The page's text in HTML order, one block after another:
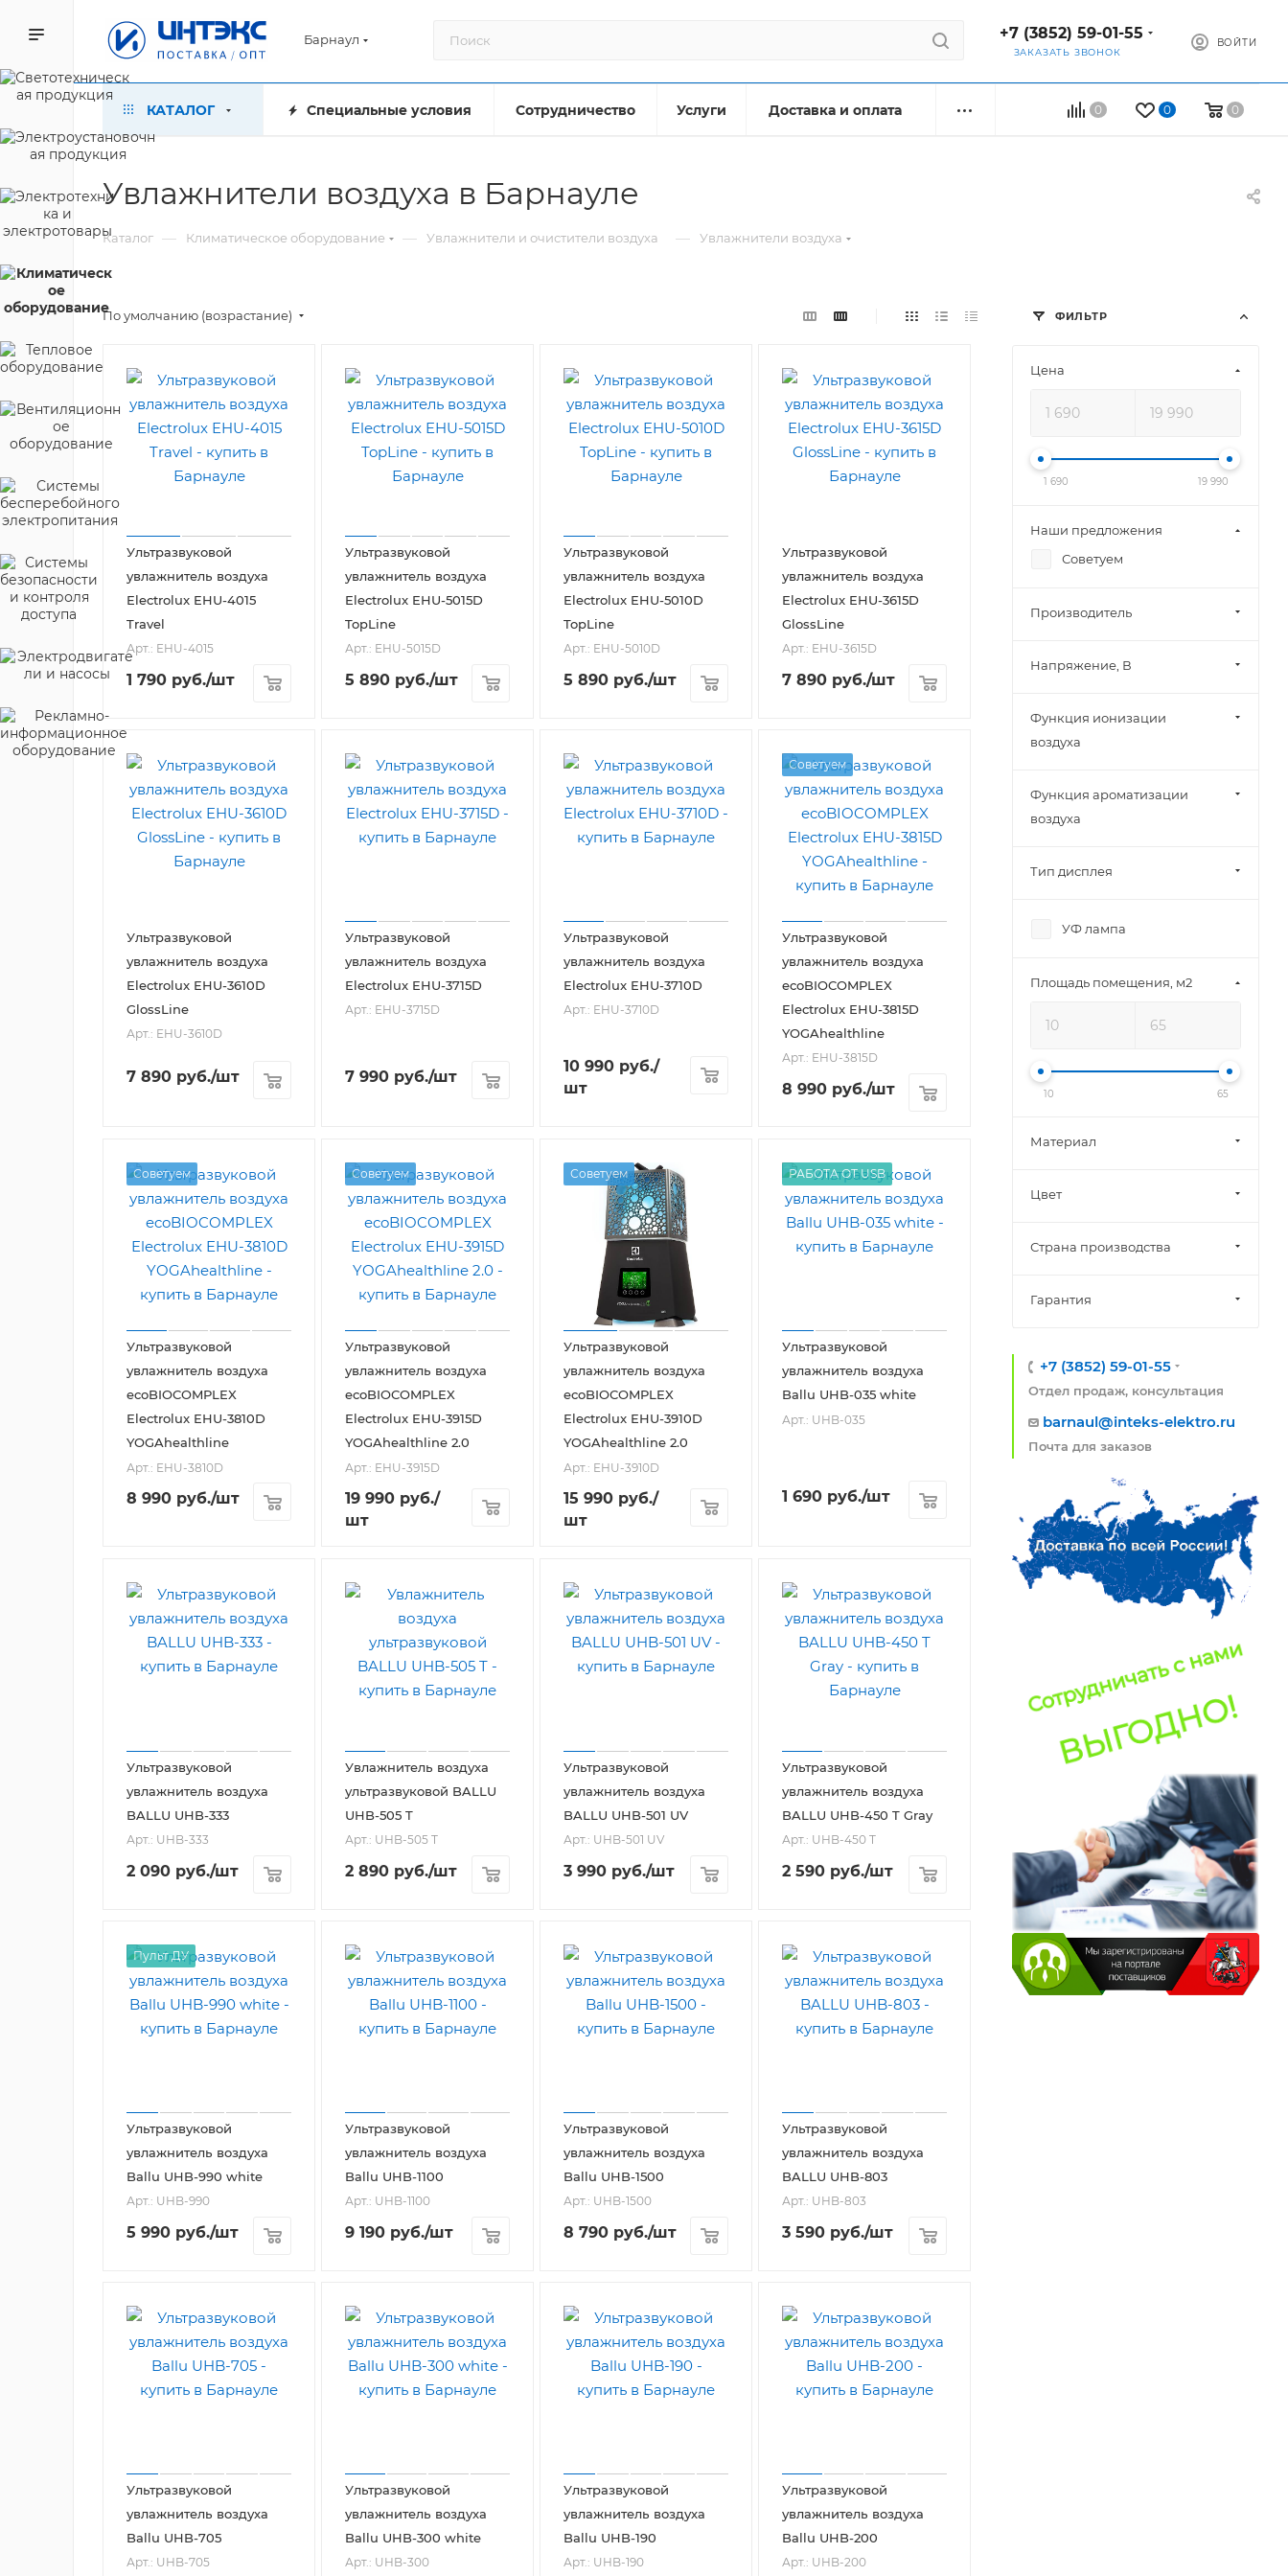
Барнаул +7 (3852) 59-01-55
ЗАКАЗАТЬ ЗВОНОК
ВОЙТИ
0 0 0
КАТАЛОГ Специальные условия Сотрудничество Услуги Доставка и оплата
Увлажнители воздуха в Барнауле
Каталог — Климатическое оборудование — Увлажнители и очистители воздуха — Увлажнители воздуха
По умолчанию (возрастание)
Ультразвуковой
увлажнитель воздуха
Electrolux EHU-4015
Travel
Арт.: EHU-4015
1 790 руб./шт
Ультразвуковой
увлажнитель воздуха
Electrolux EHU-5015D
TopLine
Арт.: EHU-5015D
5 890 руб./шт
Ультразвуковой
увлажнитель воздуха
Electrolux EHU-5010D
TopLine
Арт.: EHU-5010D
5 890 руб./шт
Ультразвуковой
увлажнитель воздуха
Electrolux EHU-3615D
GlossLine
Арт.: EHU-3615D
7 890 руб./шт
Ультразвуковой
увлажнитель воздуха
Electrolux EHU-3610D
GlossLine
Арт.: EHU-3610D
7 890 руб./шт
Ультразвуковой
увлажнитель воздуха
Electrolux EHU-3715D
Арт.: EHU-3715D
7 990 руб./шт
Ультразвуковой
увлажнитель воздуха
Electrolux EHU-3710D
Арт.: EHU-3710D
10 990 руб./
шт
Советуем
Ультразвуковой
увлажнитель воздуха
ecoBIOCOMPLEX
Electrolux EHU-3815D
YOGAhealthline
Арт.: EHU-3815D
8 990 руб./шт
Советуем
Ультразвуковой
увлажнитель воздуха
ecoBIOCOMPLEX
Electrolux EHU-3810D
YOGAhealthline
Арт.: EHU-3810D
8 990 руб./шт
Советуем
Ультразвуковой
увлажнитель воздуха
ecoBIOCOMPLEX
Electrolux EHU-3915D
YOGAhealthline 2.0
Арт.: EHU-3915D
19 990 руб./
шт
Советуем
Ультразвуковой
увлажнитель воздуха
ecoBIOCOMPLEX
Electrolux EHU-3910D
YOGAhealthline 2.0
Арт.: EHU-3910D
15 990 руб./
шт
РАБОТА ОТ USB
Ультразвуковой
увлажнитель воздуха
Ballu UHB-035 white
Арт.: UHB-035
1 690 руб./шт
Ультразвуковой
увлажнитель воздуха
BALLU UHB-333
Арт.: UHB-333
2 090 руб./шт
Увлажнитель воздуха
ультразвуковой BALLU
UHB-505 T
Арт.: UHB-505 T
2 890 руб./шт
Ультразвуковой
увлажнитель воздуха
BALLU UHB-501 UV
Арт.: UHB-501 UV
3 990 руб./шт
Ультразвуковой
увлажнитель воздуха
BALLU UHB-450 T Gray
Арт.: UHB-450 T
2 590 руб./шт
Пульт ДУ
Ультразвуковой
увлажнитель воздуха
Ballu UHB-990 white
Арт.: UHB-990
5 990 руб./шт
Ультразвуковой
увлажнитель воздуха
Ballu UHB-1100
Арт.: UHB-1100
9 190 руб./шт
Ультразвуковой
увлажнитель воздуха
Ballu UHB-1500
Арт.: UHB-1500
8 790 руб./шт
Ультразвуковой
увлажнитель воздуха
BALLU UHB-803
Арт.: UHB-803
3 590 руб./шт
Ультразвуковой
увлажнитель воздуха
Ballu UHB-705
Арт.: UHB-705
Ультразвуковой
увлажнитель воздуха
Ballu UHB-300 white
Арт.: UHB-300
Ультразвуковой
увлажнитель воздуха
Ballu UHB-190
Арт.: UHB-190
Ультразвуковой
увлажнитель воздуха
Ballu UHB-200
Арт.: UHB-200
ФИЛЬТР
Цена
1 690 19 990
Наши предложения
Советуем
Производитель
Напряжение, В
Функция ионизации
воздуха
Функция ароматизации
воздуха
Тип дисплея
УФ лампа
Площадь помещения, м2
10 65
Материал
Цвет
Страна производства
Гарантия
+7 (3852) 59-01-55
Отдел продаж, консультация
barnaul@inteks-elektro.ru
Почта для заказов